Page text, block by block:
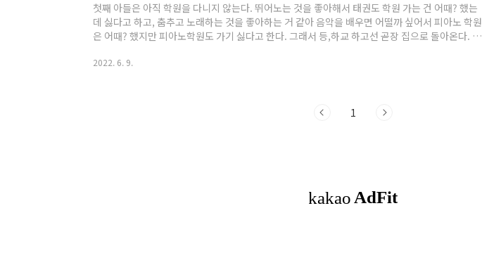
첫째 아들은 아직 학원을 다니지 않는다. 뛰어노는 것을 좋아해서 태권도 학원 가는 건 어때? 했는
데 싫다고 하고, 춤추고 노래하는 것을 좋아하는 거 같아 음악을 배우면 어떨까 싶어서 피아노 학원
은 어때? 했지만 피아노학원도 가기 싫다고 한다. 그래서 등,하교 하고선 곧장 집으로 돌아온다. 집
다고 할 수밖에... 그런데 대뜸 하교 뒤 집으로 가는 도중에 "나 젠가 하고 싶어! 젠가 사줘!" 이러는
2022. 6. 9.
1